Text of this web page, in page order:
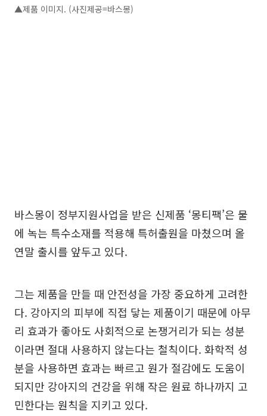
▲제품 이미지. (사진제공=바스몽)
바스몽이 정부지원사업을 받은 신제품 ‘몽티팩’은 물
에 녹는 특수소재를 적용해 특허출원을 마쳤으며 올
연말 출시를 앞두고 있다.
그는 제품을 만들 때 안전성을 가장 중요하게 고려한
다. 강아지의 피부에 직접 닿는 제품이기 때문에 아무
리 효과가 좋아도 사회적으로 논쟁거리가 되는 성분
이라면 절대 사용하지 않는다는 철칙이다. 화학적 성
분을 사용하면 효과는 빠르고 원가 절감에도 도움이
되지만 강아지의 건강을 위해 작은 원료 하나까지 고
민한다는 원칙을 지키고 있다.